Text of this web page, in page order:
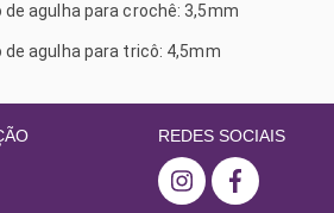
agulha para crochê: 3,5mm
agulha para tricô: 4,5mm
REDES SOCIAIS